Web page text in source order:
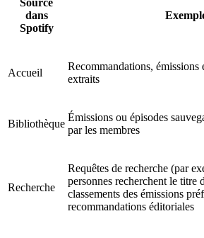
Source
dans
Spotify
Accueil
Recommandations, émissions
extraits
Bibliothèque
Émissions ou épisodes
par les membres
Recherche
Requêtes de recherche (par
personnes recherchent le titre
classements des émissions
recommandations éditoriales